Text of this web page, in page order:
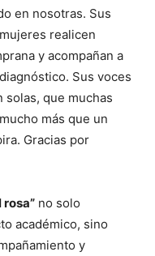
en nosotras. Sus
realicen
y acompañan a
Sus voces
solas, que muchas
más que un
Gracias por
rosa” no solo
académico, sino
y